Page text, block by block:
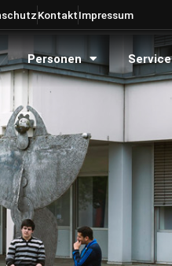
KontaktImpressum
Personen Service